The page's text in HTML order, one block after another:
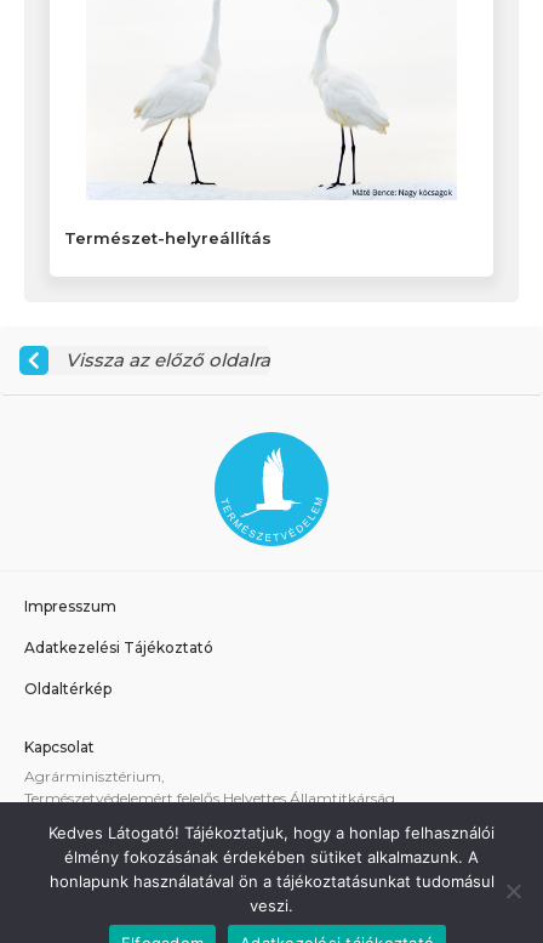
Természet-helyreállítás
Vissza az előző oldalra
Impresszum
Adatkezelési Tájékoztató
Oldaltérkép
Kapcsolat
Agrárminisztérium,
Természetvédelemért felelős Helyettes Államtitkárság
A weboldallal kapcsolatos technikai támogatás:
termeszetvedelem@am.gov.hu
Kedves Látogató! Tájékoztatjuk, hogy a honlap felhasználói
élmény fokozásának érdekében sütiket alkalmazunk. A
honlapunk használatával ön a tájékoztatásunkat tudomásul
veszi.